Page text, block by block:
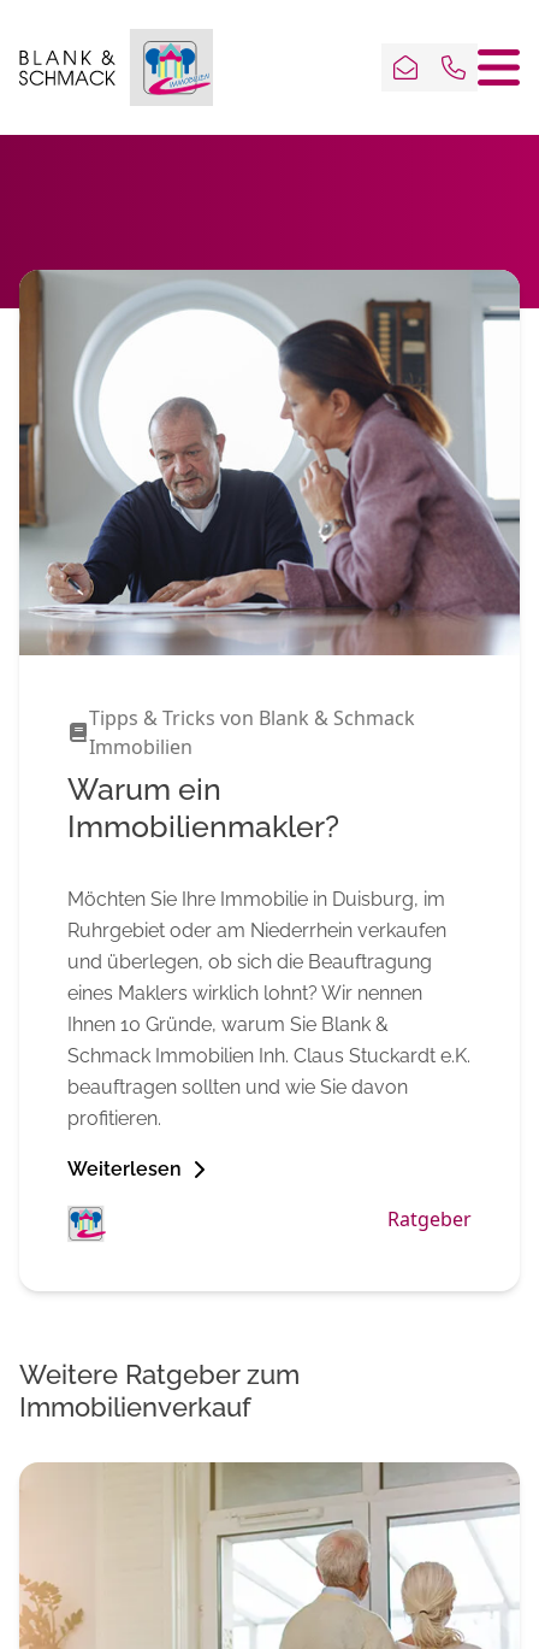
Tipps & Tricks von Blank & Schmack
Immobilien
Warum ein
Immobilienmakler?
Möchten Sie Ihre Immobilie in Duisburg, im
Ruhrgebiet oder am Niederrhein verkaufen
und überlegen, ob sich die Beauftragung
eines Maklers wirklich lohnt? Wir nennen
Ihnen 10 Gründe, warum Sie Blank &
Schmack Immobilien Inh. Claus Stuckardt e.K.
beauftragen sollten und wie Sie davon
profitieren.
Weiterlesen
Ratgeber
Weitere Ratgeber zum
Immobilienverkauf